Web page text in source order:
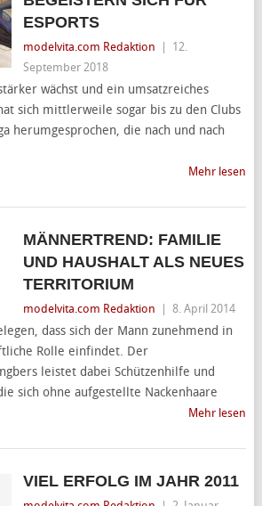
ESPORTS
modelvita.com Redaktion
12.
September 2018
wächst und ein umsatzreiches
sich mittlerweile sogar bis zu den Clubs
herumgesprochen, die nach und nach
Mehr lesen
MÄNNERTREND: FAMILIE
UND HAUSHALT ALS NEUES
TERRITORIUM
modelvita.com Redaktion 8. April 2014
dass sich der Mann zunehmend in
Rolle einfindet. Der
leistet dabei Schützenhilfe und
sich ohne aufgestellte Nackenhaare
Mehr lesen
VIEL ERFOLG IM JAHR 2011